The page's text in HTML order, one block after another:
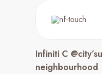
Infiniti C
neighbourhood